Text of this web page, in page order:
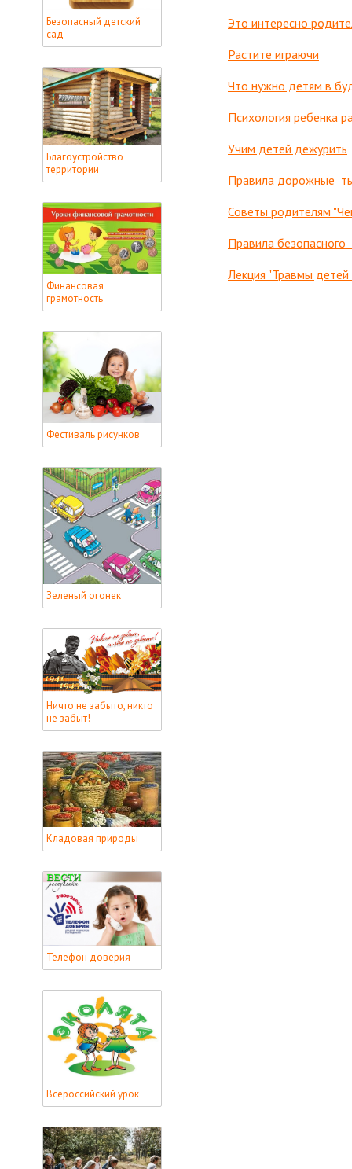
Безопасный детский
сад
Благоустройство
территории
Финансовая
грамотность
Фестиваль рисунков
Зеленый огонек
Ничто не забыто, никто
не забыт!
Кладовая природы
Телефон доверия
Всероссийский урок
Это интересно
Растите играючи
Что нужно детям в
Психология ребенка
Учим детей дежурить
Правила дорожные
Советы родителям
Правила
Лекция "Травмы